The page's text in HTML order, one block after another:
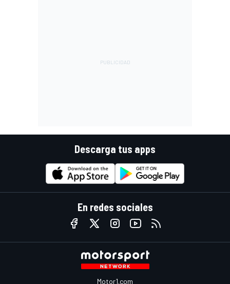
Descarga tus apps
En redes sociales
Motor1.com